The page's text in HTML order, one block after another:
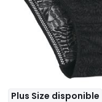
Plus Size disponible